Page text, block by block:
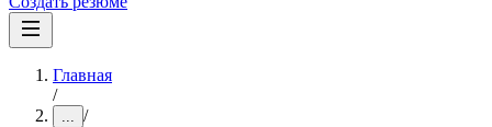
Главная
/
... /